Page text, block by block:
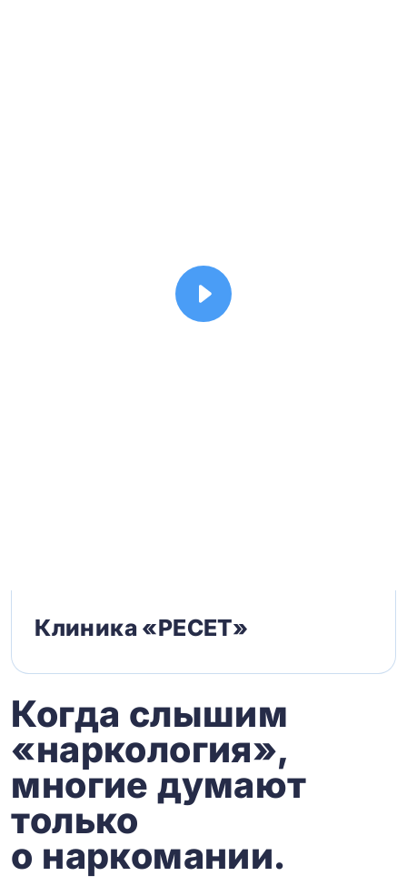
Клиника «РЕСЕТ»
Когда слышим
«наркология»,
многие думают
только
о наркомании.